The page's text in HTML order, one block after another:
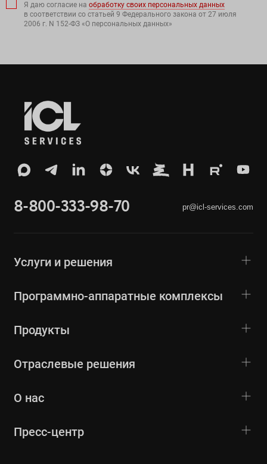
Я даю согласие на обработку своих персональных данных
в соответствии со статьей 9 Федерального закона от 27 июля
2006 г. N 152-ФЗ «О персональных данных»
8-800-333-98-70 pr@icl-services.com
Услуги и решения
Программно-аппаратные комплексы
Продукты
Отраслевые решения
О нас
Пресс-центр